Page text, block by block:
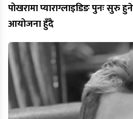
पोखरामा प्याराग्लाइडिङ पुनः सुरु
आयोजना हुँदै